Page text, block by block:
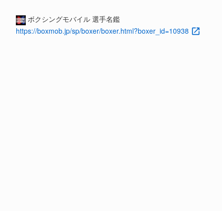
ボクシングモバイル 選手名鑑
https://boxmob.jp/sp/boxer/boxer.html?boxer_id=10938